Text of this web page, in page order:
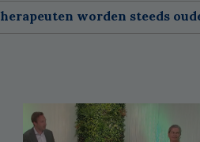
worden steeds